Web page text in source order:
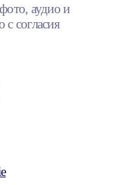
аудио и
согласия